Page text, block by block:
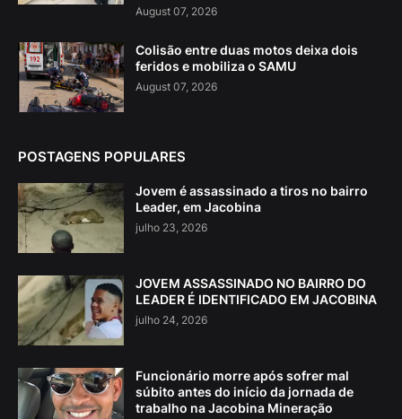
August 07, 2026
Colisão entre duas motos deixa dois
feridos e mobiliza o SAMU
August 07, 2026
POSTAGENS POPULARES
Jovem é assassinado a tiros no bairro
Leader, em Jacobina
julho 23, 2026
JOVEM ASSASSINADO NO BAIRRO DO
LEADER É IDENTIFICADO EM JACOBINA
julho 24, 2026
Funcionário morre após sofrer mal
súbito antes do início da jornada de
trabalho na Jacobina Mineração